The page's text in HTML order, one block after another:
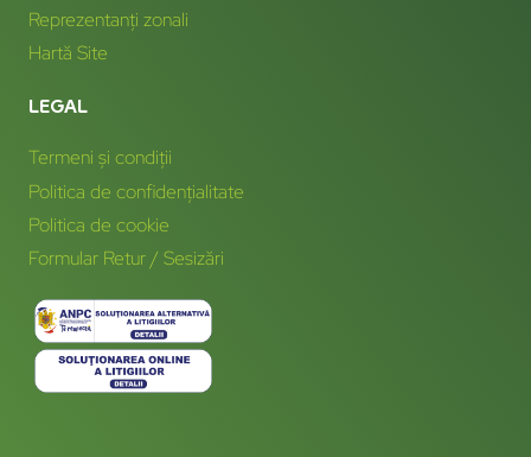
Reprezentanți zonali
Hartă Site
LEGAL
Termeni și condiții
Politica de confidențialitate
Politica de cookie
Formular Retur / Sesizări